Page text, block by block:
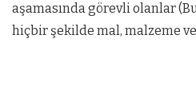
aşamasında görevli olanlar
hiçbir şekilde mal, malzeme ve